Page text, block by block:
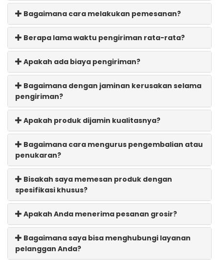
Bagaimana cara melakukan pemesanan?
Berapa lama waktu pengiriman rata-rata?
Apakah ada biaya pengiriman?
Bagaimana dengan jaminan kerusakan selama
pengiriman?
Apakah produk dijamin kualitasnya?
Bagaimana cara mengurus pengembalian atau
penukaran?
Bisakah saya memesan produk dengan
spesifikasi khusus?
Apakah Anda menerima pesanan grosir?
Bagaimana saya bisa menghubungi layanan
pelanggan Anda?